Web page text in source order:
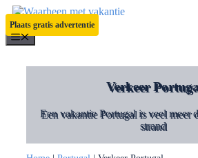
Ga
naar
de
inhoud
Plaats gratis advertentie
Menu
Verkeer
Een vakantie Portugal is veel meer
strand